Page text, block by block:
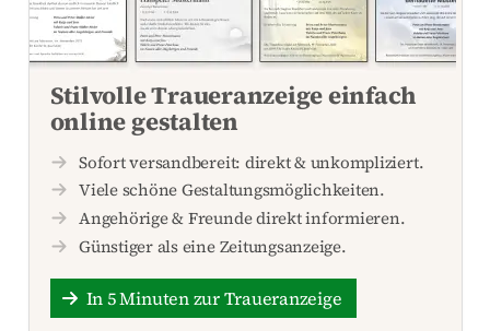
Stilvolle Traueranzeige einfach
online gestalten
Sofort versandbereit: direkt & unkompliziert.
Viele schöne Gestaltungsmöglichkeiten.
Angehörige & Freunde direkt informieren.
Günstiger als eine Zeitungsanzeige.
In 5 Minuten zur Traueranzeige